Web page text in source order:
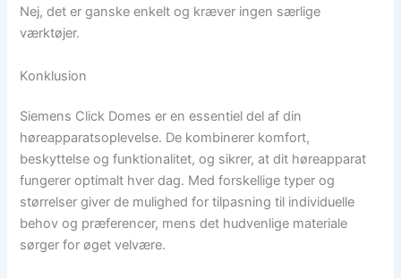
Nej, det er ganske enkelt og kræver ingen særlige
værktøjer.
Konklusion
Siemens Click Domes er en essentiel del af din
høreapparatsoplevelse. De kombinerer komfort,
beskyttelse og funktionalitet, og sikrer, at dit høreapparat
fungerer optimalt hver dag. Med forskellige typer og
størrelser giver de mulighed for tilpasning til individuelle
behov og præferencer, mens det hudvenlige materiale
sørger for øget velvære.